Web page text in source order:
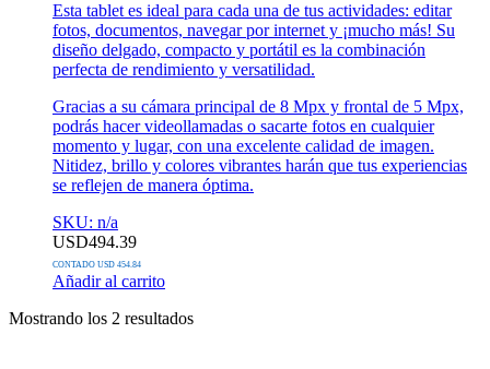
Esta tablet es ideal para cada una de tus actividades: editar
fotos, documentos, navegar por internet y ¡mucho más! Su
diseño delgado, compacto y portátil es la combinación
perfecta de rendimiento y versatilidad.
Gracias a su cámara principal de 8 Mpx y frontal de 5 Mpx,
podrás hacer videollamadas o sacarte fotos en cualquier
momento y lugar, con una excelente calidad de imagen.
Nitidez, brillo y colores vibrantes harán que tus experiencias
se reflejen de manera óptima.
SKU: n/a
USD494.39
CONTADO USD 454.84
Añadir al carrito
Mostrando los 2 resultados